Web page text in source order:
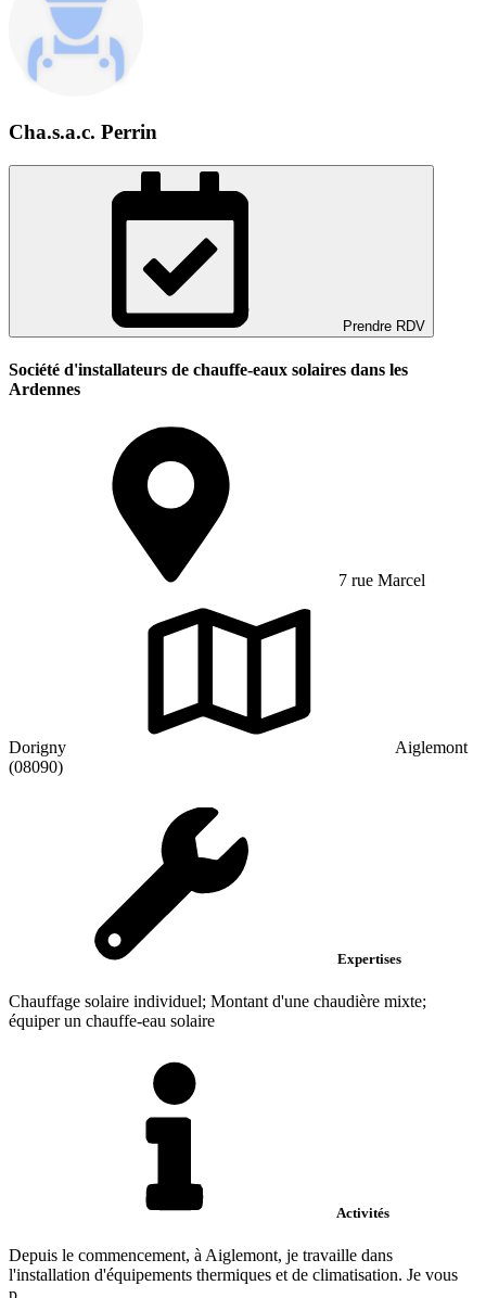
Cha.s.a.c. Perrin
Prendre RDV
Société d'installateurs de chauffe-eaux solaires dans les
Ardennes
7 rue Marcel
Dorigny
Aiglemont
(08090)
Expertises
Chauffage solaire individuel; Montant d'une chaudière mixte;
équiper un chauffe-eau solaire
Activités
Depuis le commencement, à Aiglemont, je travaille dans
l'installation d'équipements thermiques et de climatisation. Je vous